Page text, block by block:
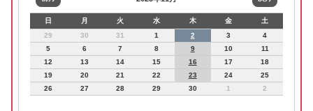
日 月 火 水 木 金
土
29
30 31 1 2 3
4
5
6 7 8 9 10
11
12
13 14 15 16 17
18
19
20 21 22 23 24
25
26
27 28 29 30 1 2